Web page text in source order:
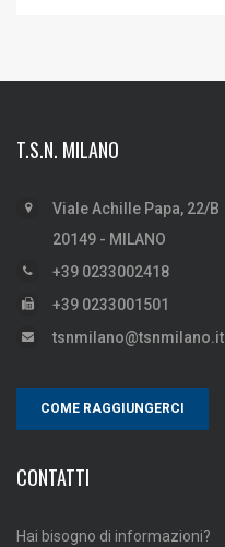
T.S.N. MILANO
Viale Achille Papa, 22/B
20149 - MILANO
+39 0233002418
+39 0233001501
tsnmilano@tsnmilano.it
COME RAGGIUNGERCI
CONTATTI
Hai bisogno di informazioni?